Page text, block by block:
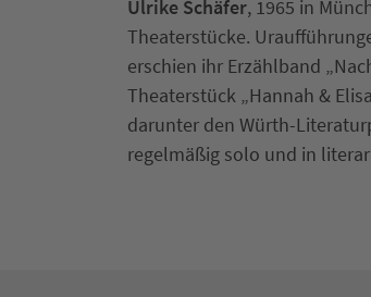
Ulrike Schäfer, 1965 in
Theaterstücke.
erschien ihr Erzählband
Theaterstück „Hannah &
darunter den Würth-
regelmäßig solo und in